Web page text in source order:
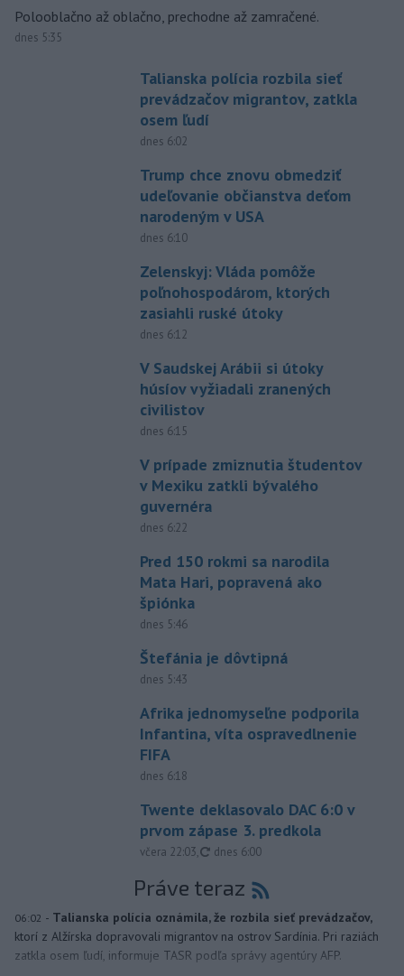
Polooblačno až oblačno, prechodne až zamračené.
dnes 5:35
Talianska polícia rozbila sieť
prevádzačov migrantov, zatkla
osem ľudí
dnes 6:02
Trump chce znovu obmedziť
udeľovanie občianstva deťom
narodeným v USA
dnes 6:10
Zelenskyj: Vláda pomôže
poľnohospodárom, ktorých
zasiahli ruské útoky
dnes 6:12
V Saudskej Arábii si útoky
húsíov vyžiadali zranených
civilistov
dnes 6:15
V prípade zmiznutia študentov
v Mexiku zatkli bývalého
guvernéra
dnes 6:22
Pred 150 rokmi sa narodila
Mata Hari, popravená ako
špiónka
dnes 5:46
Štefánia je dôvtipná
dnes 5:43
Afrika jednomyseľne podporila
Infantina, víta ospravedlnenie
FIFA
dnes 6:18
Twente deklasovalo DAC 6:0 v
prvom zápase 3. predkola
včera 22:03, aktualizované
dnes 6:00
Práve teraz
06:02 - Talianska polícia oznámila, že rozbila sieť prevádzačov,
ktorí z Alžírska dopravovali migrantov na ostrov Sardínia. Pri raziách
zatkla osem ľudí, informuje TASR podľa správy agentúry AFP.